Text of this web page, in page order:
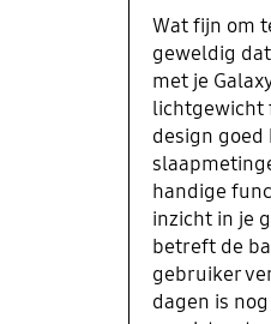
de ring ook nog eens
Wat fijn om
geweldig
met je
lichtgewicht
design goed
handige
inzicht in je
betreft de
gebruiker
dagen is